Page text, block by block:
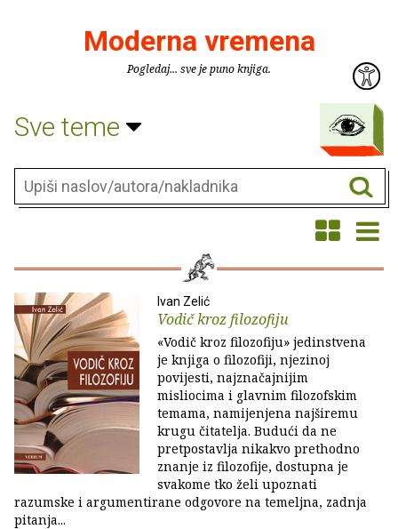
Moderna vremena
Pogledaj... sve je puno knjiga.
Sve teme
Ivan Zelić
Vodič kroz filozofiju
«Vodič kroz filozofiju» jedinstvena
je knjiga o filozofiji, njezinoj
povijesti, najznačajnijim
misliocima i glavnim filozofskim
temama, namijenjena najširemu
krugu čitatelja. Budući da ne
pretpostavlja nikakvo prethodno
znanje iz filozofije, dostupna je
svakome tko želi upoznati
razumske i argumentirane odgovore na temeljna, zadnja
pitanja...